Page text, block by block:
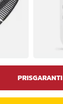
PRISGARANTI